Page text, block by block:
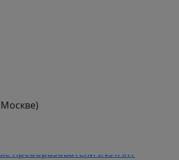
преобразователи INSTART